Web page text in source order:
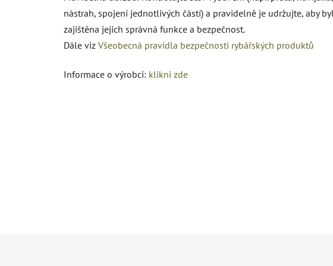
nástrah, spojení jednotlivých částí) a pravidelně je udržujte, aby
zajištěna jejich správná funkce a bezpečnost.
Dále viz Všeobecná pravidla bezpečnosti rybářských produktů
Informace o výrobci: klikni zde